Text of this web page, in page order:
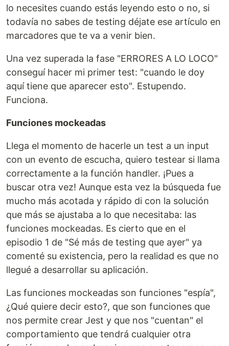
lo necesites cuando estás leyendo esto o no, si
todavía no sabes de testing déjate ese artículo en
marcadores que te va a venir bien.
Una vez superada la fase "ERRORES A LO LOCO"
conseguí hacer mi primer test: "cuando le doy
aquí tiene que aparecer esto". Estupendo.
Funciona.
Funciones mockeadas
Llega el momento de hacerle un test a un input
con un evento de escucha, quiero testear si llama
correctamente a la función handler. ¡Pues a
buscar otra vez! Aunque esta vez la búsqueda fue
mucho más acotada y rápido di con la solución
que más se ajustaba a lo que necesitaba: las
funciones mockeadas. Es cierto que en el
episodio 1 de "Sé más de testing que ayer" ya
comenté su existencia, pero la realidad es que no
llegué a desarrollar su aplicación.
Las funciones mockeadas son funciones "espía",
¿Qué quiere decir esto?, que son funciones que
nos permite crear Jest y que nos "cuentan" el
comportamiento que tendrá cualquier otra